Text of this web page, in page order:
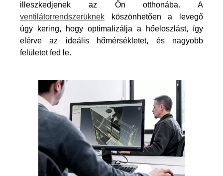
illeszkedjenek az Ön otthonába. A
ventilátorrendszerüknek köszönhetően a levegő
úgy kering, hogy optimalizálja a hőeloszlást, így
elérve az ideális hőmérsékletet, és nagyobb
felületet fed le.